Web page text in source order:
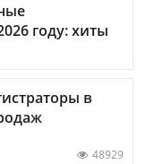
году: хиты
в
48929